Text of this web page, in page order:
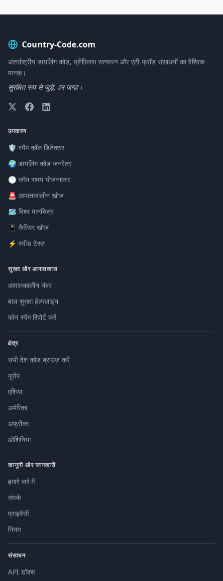
Country-Code.com
अंतर्राष्ट्रीय डायलिंग कोड, प्रीफ़िक्स सत्यापन और एंटी-फ्रॉड संसाधनों का वैश्विक
मानक।
सुरक्षित रूप से जुड़ें, हर जगह।
उपकरण
🛡️ स्पैम कॉल डिटेक्टर
🌍 डायलिंग कोड जनरेटर
🕒 कॉल समय योजनाकार
🚨 आपातकालीन खोज
🗺️ विश्व मानचित्र
📱 कैरियर खोज
⚡ स्पीड टेस्ट
सुरक्षा और आपातकाल
आपातकालीन नंबर
बाल सुरक्षा हेल्पलाइन
फोन स्पैम रिपोर्ट करें
क्षेत्र
सभी देश कोड ब्राउज़ करें
यूरोप
एशिया
अमेरिका
अफ्रीका
ओशिनिया
कानूनी और जानकारी
हमारे बारे में
संपर्क
प्राइवेसी
नियम
संसाधन
API डॉक्स